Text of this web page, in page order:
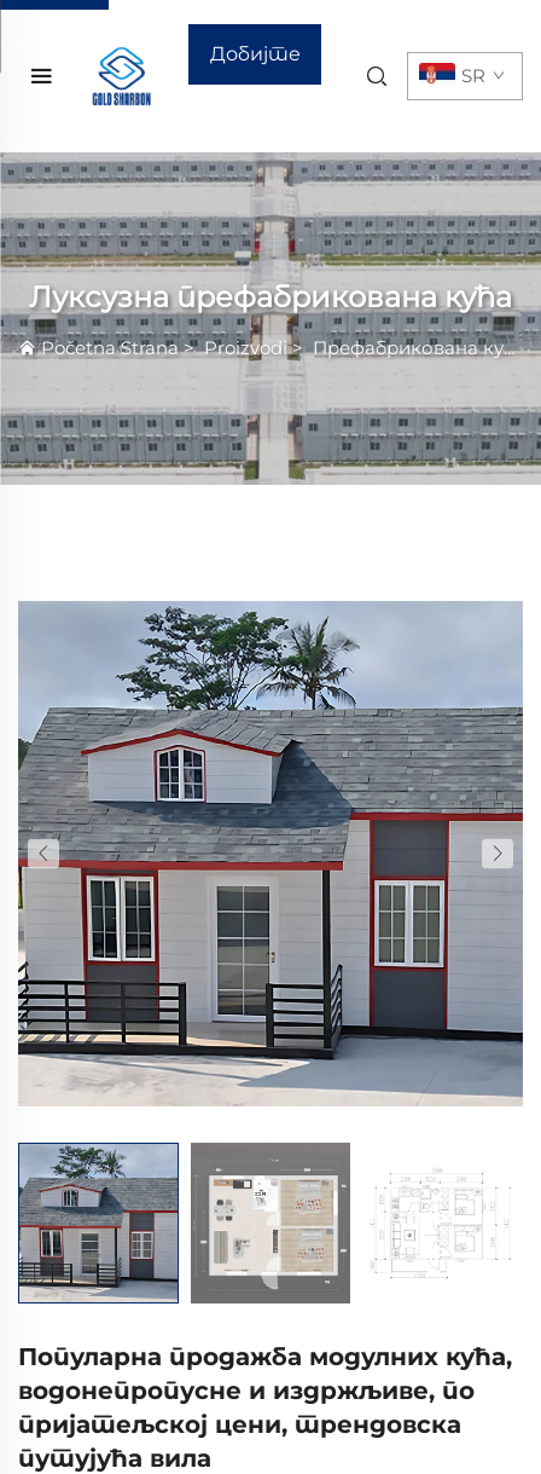
Добијте
SR
Луксузна префабрикована кућа
Početna Strana>Proizvodi>Префабрикована кућа
Популарна продажба модулних кућа,
водонепропусне и издржљиве, по
пријатељској цени, трендовска
путујућа вила